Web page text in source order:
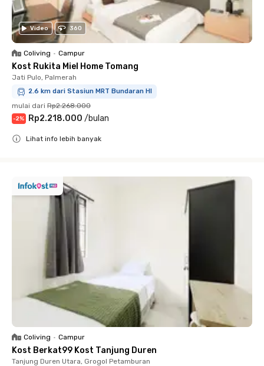
Video 360
Coliving • Campur
Kost Rukita Miel Home Tomang
Jati Pulo, Palmerah
2.6 km dari Stasiun MRT Bundaran HI
mulai dari Rp2.268.000
-2% Rp2.218.000 /bulan
Lihat info lebih banyak
Coliving • Campur
Kost Berkat99 Kost Tanjung Duren
Tanjung Duren Utara, Grogol Petamburan